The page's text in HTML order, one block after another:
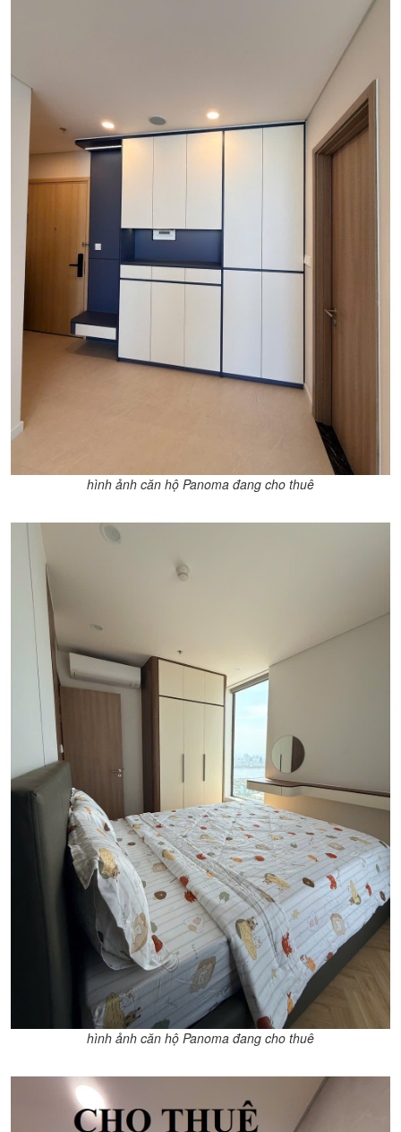
hình ảnh căn hộ Panoma đang cho thuê
hình ảnh căn hộ Panoma đang cho thuê